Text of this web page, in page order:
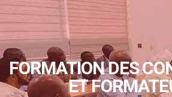
FORMATION DES
ET